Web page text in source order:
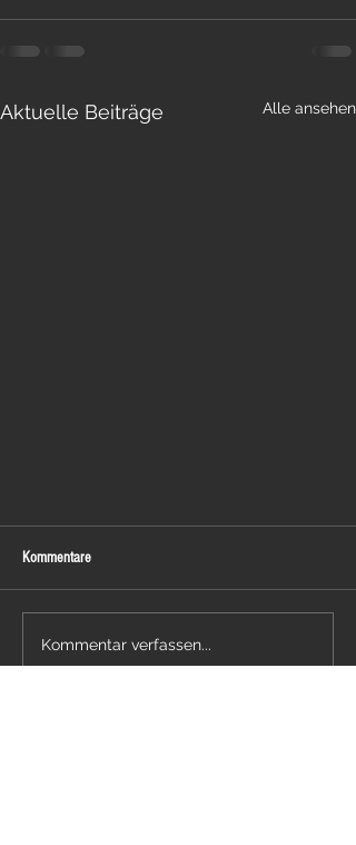
Aktuelle Beiträge Alle ansehen
Kommentare
Kommentar verfassen...